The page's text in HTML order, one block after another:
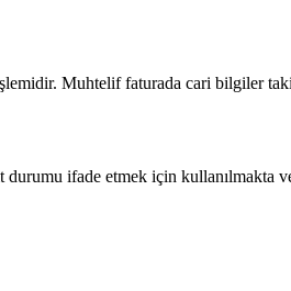
Muhtelif faturada cari bilgiler
ifade etmek için